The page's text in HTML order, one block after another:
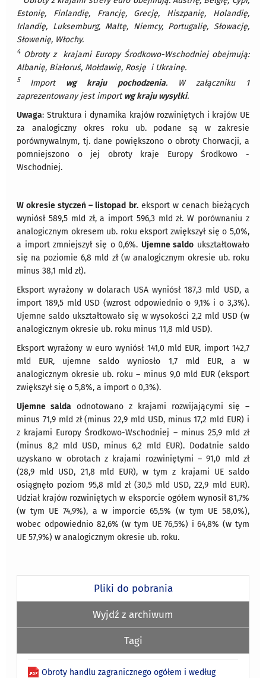
Estonię, Finlandię, Francję, Grecję, Hiszpanię, Holandię,
Irlandię, Luksemburg, Maltę, Niemcy, Portugalię, Słowację,
Słowenię, Włochy.
4Obroty z krajami Europy Środkowo-Wschodniej obejmują:
Albanię, Białoruś, Mołdawię, Rosję i Ukrainę.
5 Import wg kraju pochodzenia. W załączniku 1
zaprezentowany jest import wg kraju wysyłki.
Uwaga: Struktura i dynamika krajów rozwiniętych i krajów UE
za analogiczny okres roku ub. podane są w zakresie
porównywalnym, tj. dane powiększono o obroty Chorwacji, a
pomniejszono o jej obroty kraje Europy Środkowo -
Wschodniej.
W okresie styczeń – listopad br.eksport w cenach bieżących
wyniósł 589,5 mld zł, a import 596,3 mld zł. W porównaniu z
analogicznym okresem ub. roku eksport zwiększył się o 5,0%,
a import zmniejszył się o 0,6%. Ujemne saldo ukształtowało
się na poziomie 6,8 mld zł (w analogicznym okresie ub. roku
minus 38,1 mld zł).
Eksport wyrażony w dolarach USA wyniósł 187,3 mld USD, a
import 189,5 mld USD (wzrost odpowiednio o 9,1% i o 3,3%).
Ujemne saldo ukształtowało się w wysokości 2,2 mld USD (w
analogicznym okresie ub. roku minus 11,8 mld USD).
Eksport wyrażony w euro wyniósł 141,0 mld EUR, import 142,7
mld EUR, ujemne saldo wyniosło 1,7 mld EUR, a w
analogicznym okresie ub. roku – minus 9,0 mld EUR (eksport
zwiększył się o 5,8%, a import o 0,3%).
Ujemne salda odnotowano z krajami rozwijającymi się –
minus 71,9 mld zł (minus 22,9 mld USD, minus 17,2 mld EUR) i
z krajami Europy Środkowo-Wschodniej – minus 25,9 mld zł
(minus 8,2 mld USD, minus 6,2 mld EUR). Dodatnie saldo
uzyskano w obrotach z krajami rozwiniętymi – 91,0 mld zł
(28,9 mld USD, 21,8 mld EUR), w tym z krajami UE saldo
osiągnęło poziom 95,8 mld zł (30,5 mld USD, 22,9 mld EUR).
Udział krajów rozwiniętych w eksporcie ogółem wynosił 81,7%
(w tym UE 74,9%), a w imporcie 65,5% (w tym UE 58,0%),
wobec odpowiednio 82,6% (w tym UE 76,5%) i 64,8% (w tym
UE 57,9%) w analogicznym okresie ub. roku.
Pliki do pobrania
Wyjdź z archiwum
Tagi
Obroty handlu zagranicznego ogółem i według